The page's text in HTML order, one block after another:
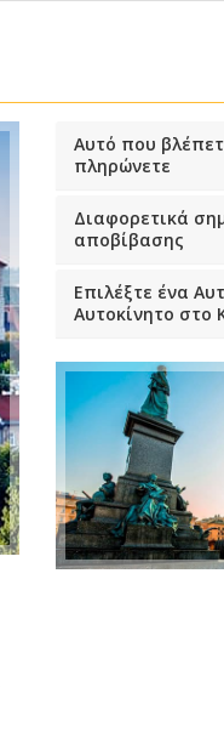
Αυτό που
πληρώνετε
Διαφορετικά
αποβίβασης
Επιλέξτε ένα
Αυτοκίνητο στο